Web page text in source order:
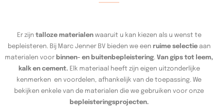
Er zijn talloze materialenwaaruit u kan kiezen als u wenst te
bepleisteren. Bij Marc Jenner BV bieden we een ruime selectieaan
materialen voor binnen- en buitenbepleistering. Van gips tot leem,
kalk en cement. Elk materiaal heeft zijn eigen uitzonderlijke
kenmerken en voordelen, afhankelijk van de toepassing. We
bekijken enkele van de materialen die we gebruiken voor onze
bepleisteringsprojecten.